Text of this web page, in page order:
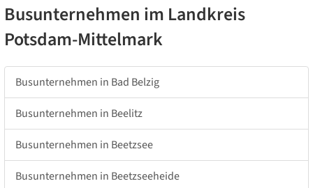
Busunternehmen im Landkreis
Potsdam-Mittelmark
Busunternehmen in Bad Belzig
Busunternehmen in Beelitz
Busunternehmen in Beetzsee
Busunternehmen in Beetzseeheide